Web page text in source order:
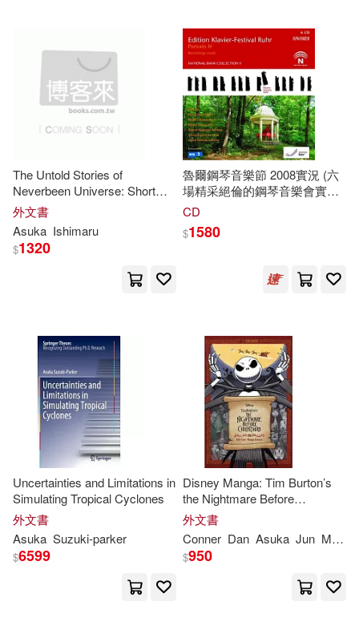
The Untold Stories of
Neverbeen Universe: Short
Story Collection
外文書
Asuka Ishimaru
$1320
魯爾鋼琴音樂節 2008實況 (六
場精采絕倫的鋼琴音樂會實況)
(6CD)(Saleem Abboud Ashkar,
MonaAsuka
CD
$1580
Uncertainties and Limitations in
Simulating Tropical Cyclones
外文書
Asuka Suzuki-parker
$6599
Disney Manga: Tim Burton’s
the Nightmare Before
Christmas Full-Color Manga
Edition
外文書
Conner Dan Asuka Jun Manuel
$950